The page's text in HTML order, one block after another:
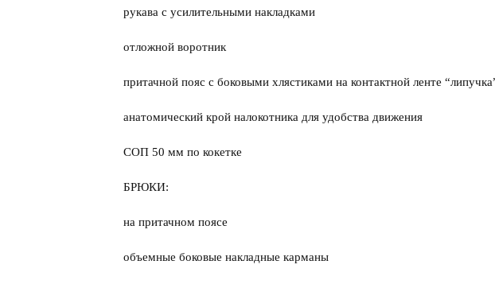
рукава с усилительными накладками
отложной воротник
притачной пояс с боковыми хлястиками на контактной ленте
анатомический крой налокотника для удобства движения
СОП 50 мм по кокетке
БРЮКИ:
на притачном поясе
объемные боковые накладные карманы